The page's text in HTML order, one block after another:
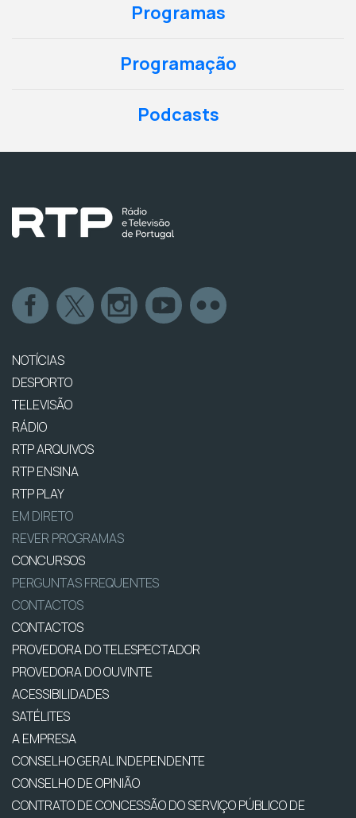
Programas
Programação
Podcasts
NOTÍCIAS
DESPORTO
TELEVISÃO
RÁDIO
RTP ARQUIVOS
RTP ENSINA
RTP PLAY
EM DIRETO
REVER PROGRAMAS
CONCURSOS
PERGUNTAS FREQUENTES
CONTACTOS
CONTACTOS
PROVEDORA DO TELESPECTADOR
PROVEDORA DO OUVINTE
ACESSIBILIDADES
SATÉLITES
A EMPRESA
CONSELHO GERAL INDEPENDENTE
CONSELHO DE OPINIÃO
CONTRATO DE CONCESSÃO DO SERVIÇO PÚBLICO DE